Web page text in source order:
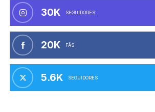
30K SEGUIDORES
20K FÃS
5.6K SEGUIDORES